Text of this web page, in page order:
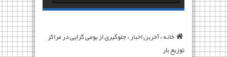
خانه»آخرین اخبار»جلوگیری از بومی گرایی در مراکز
توزیع بار